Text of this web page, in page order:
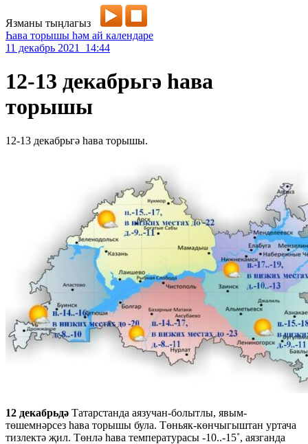
Язманы тыңлагыз
Һава торышы һәм ай календаре
11 декабрь 2021 14:44
12-13 декабрьгә һава
торышы
12-13 декабрьгә һава торышы.
12 декабрьдә Татарстанда аязучан-болытлы, явым-
төшемнәрсез һава торышы була. Төньяк-көнчыгыштан уртача
тизлектә җил. Төнлә һава температурасы -10..-15˚, аязганда